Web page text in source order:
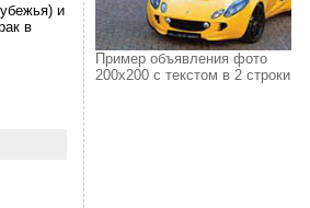
и
в
Пример объявления фото
200х200 с текстом в 2 строки